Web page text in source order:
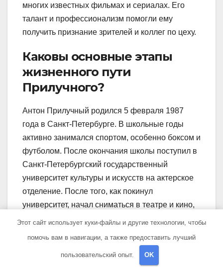
многих известных фильмах и сериалах. Его
талант и профессионализм помогли ему
получить признание зрителей и коллег по цеху.
Каковы основные этапы
жизненного пути
Прилучного?
Антон Прилучный родился 5 февраля 1987
года в Санкт-Петербурге. В школьные годы
активно занимался спортом, особенно боксом и
футболом. После окончания школы поступил в
Санкт-Петербургский государственный
университет культуры и искусств на актерское
отделение. После того, как покинул
университет, начал сниматься в театре и кино,
популярность пришла к нему с сериалом
Этот сайт использует куки-файлы и другие технологии, чтобы
помочь вам в навигации, а также предоставить лучший
пользовательский опыт. OK